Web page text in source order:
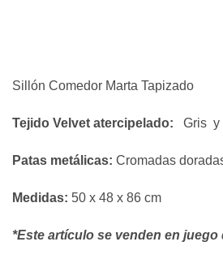
Sillón Comedor Marta Tapizado
Tejido Velvet atercipelado: Gris y
Patas metálicas: Cromadas
Medidas: 50 x 48 x 86 cm
*Este artículo se venden en juego